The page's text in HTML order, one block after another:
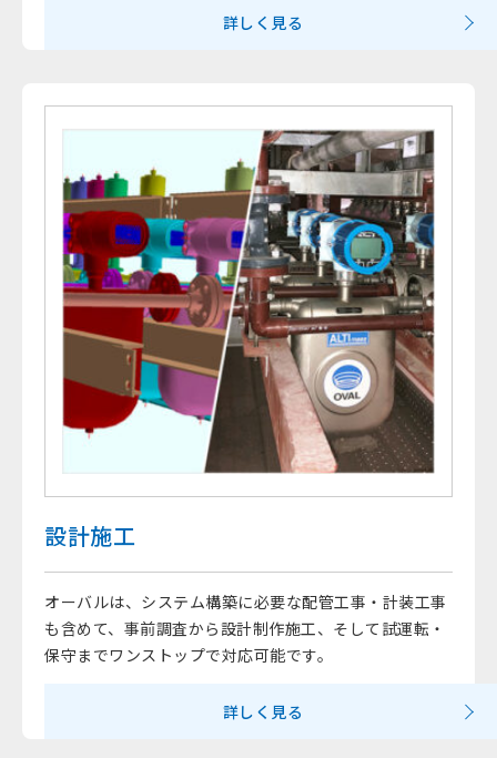
詳しく見る
設計施工
オーバルは、システム構築に必要な配管工事・計装工事
も含めて、事前調査から設計制作施工、そして試運転・
保守までワンストップで対応可能です。
詳しく見る